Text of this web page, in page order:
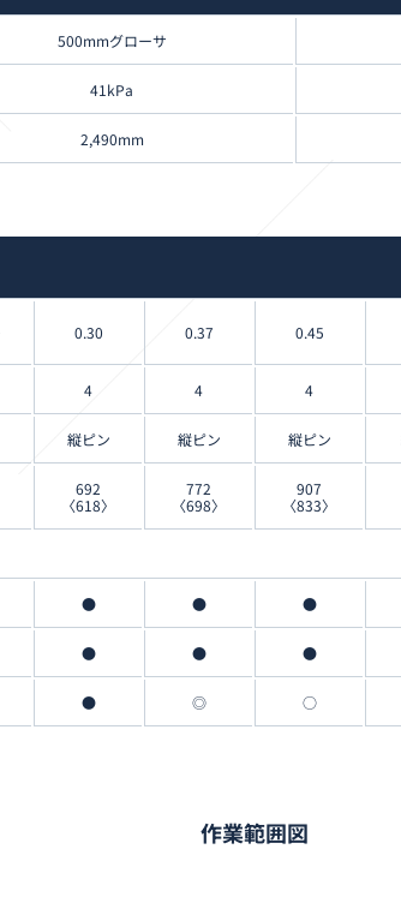
500mmグローサ
41kPa
2,490mm
0.30 0.37 0.45
4 4 4
縦ピン 縦ピン 縦ピン
692
〈618〉
772
〈698〉
907
〈833〉
● ● ●
● ● ●
● ◎ ○
作業範囲図